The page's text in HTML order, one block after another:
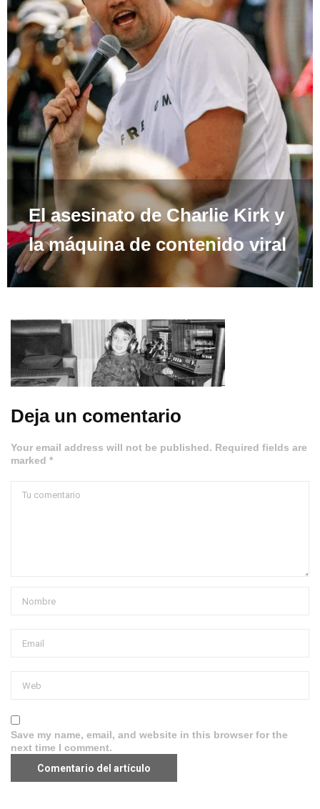
El asesinato de Charlie Kirk y
la máquina de contenido viral
Deja un comentario
Your email address will not be published. Required fields are
marked *
Save my name, email, and website in this browser for the
next time I comment.